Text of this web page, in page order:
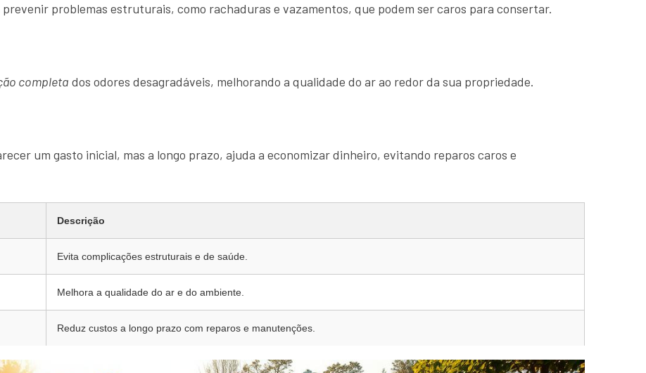
problemas estruturais, como rachaduras e vazamentos, que podem ser caros para consertar.
completa dos odores desagradáveis, melhorando a qualidade do ar ao redor da sua propriedade.
um gasto inicial, mas a longo prazo, ajuda a economizar dinheiro, evitando reparos caros e
Descrição
Evita complicações estruturais e de saúde.
Melhora a qualidade do ar e do ambiente.
Reduz custos a longo prazo com reparos e manutenções.